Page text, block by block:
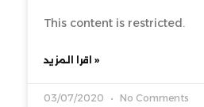
This content is restricted.
اقرا المزيد »
03/07/2020 No Comments